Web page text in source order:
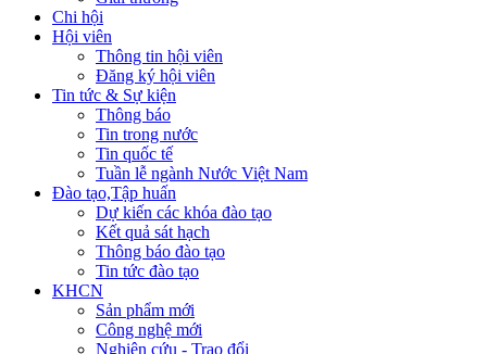
Chi hội
Hội viên
Thông tin hội viên
Đăng ký hội viên
Tin tức & Sự kiện
Thông báo
Tin trong nước
Tin quốc tế
Tuần lễ ngành Nước Việt Nam
Đào tạo,Tập huấn
Dự kiến các khóa đào tạo
Kết quả sát hạch
Thông báo đào tạo
Tin tức đào tạo
KHCN
Sản phẩm mới
Công nghệ mới
Nghiên cứu - Trao đổi